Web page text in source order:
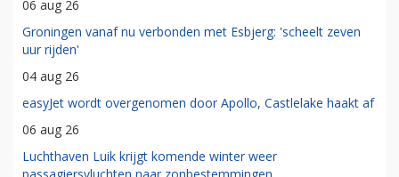
06 aug 26
Groningen vanaf nu verbonden met Esbjerg: 'scheelt zeven
uur rijden'
04 aug 26
easyJet wordt overgenomen door Apollo, Castlelake haakt af
06 aug 26
Luchthaven Luik krijgt komende winter weer